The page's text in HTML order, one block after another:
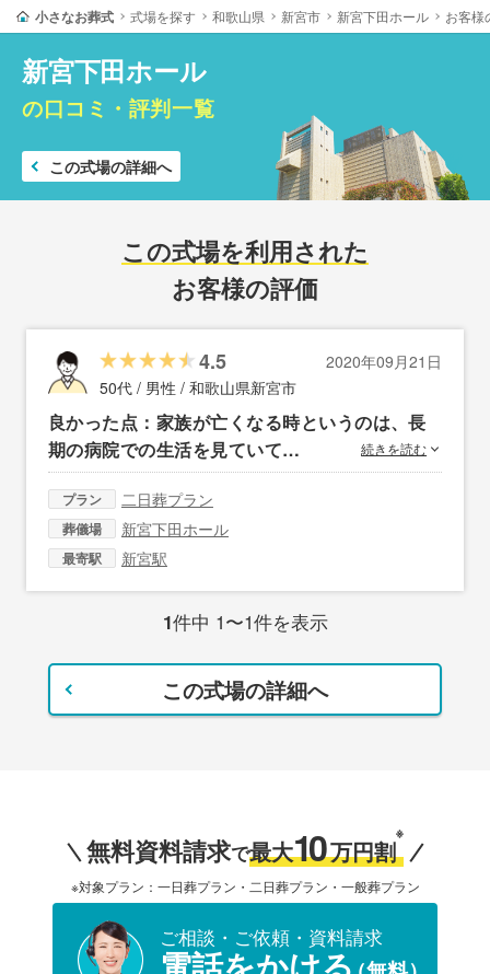
小さなお葬式 式場を探す 和歌山県 新宮市 新宮下田ホール お客様
新宮下田ホール
の口コミ・評判一覧
この式場の詳細へ
この式場を利用された
お客様の評価
4.5
2020年09月21日
50代 / 男性 / 和歌山県新宮市
良かった点：家族が亡くなる時というのは、長
期の病院での生活を見ていて…
続きを読む
プラン 二日葬プラン
葬儀場 新宮下田ホール
最寄駅 新宮駅
1件中 1〜1件を表示
この式場の詳細へ
無料資料請求で最大10万円割
※
※対象プラン：一日葬プラン・二日葬プラン・一般葬プラン
ご相談・ご依頼・資料請求